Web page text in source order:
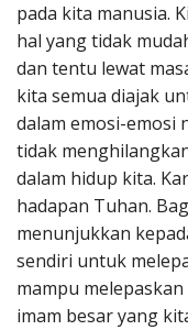
pada kita manusia.
hal yang tidak
dan tentu lewat
kita semua diajak
dalam emosi-emosi
tidak
dalam hidup kita.
hadapan Tuhan.
menunjukkan
sendiri untuk
mampu
imam besar yang